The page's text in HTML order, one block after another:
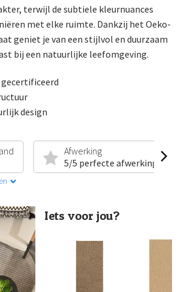
terwijl de subtiele kleurnuances
met elke ruimte. Dankzij het Oeko-
geniet je van een stijlvol en duurzaam
bij een natuurlijke leefomgeving.
gecertificeerd
design
Afwerking
5/5 perfecte afwerking
Iets voor jou?